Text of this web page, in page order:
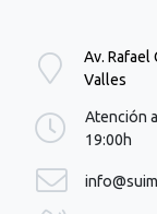
Av. Rafael
Valles
Atención
19:00h